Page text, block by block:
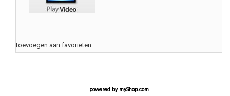
toevoegen aan favorieten
powered by myShop.com